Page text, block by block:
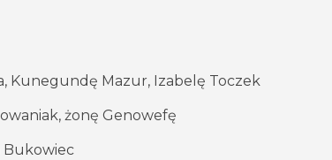
Kunegundę Mazur, Izabelę Toczek
żonę Genowefę
Bukowiec